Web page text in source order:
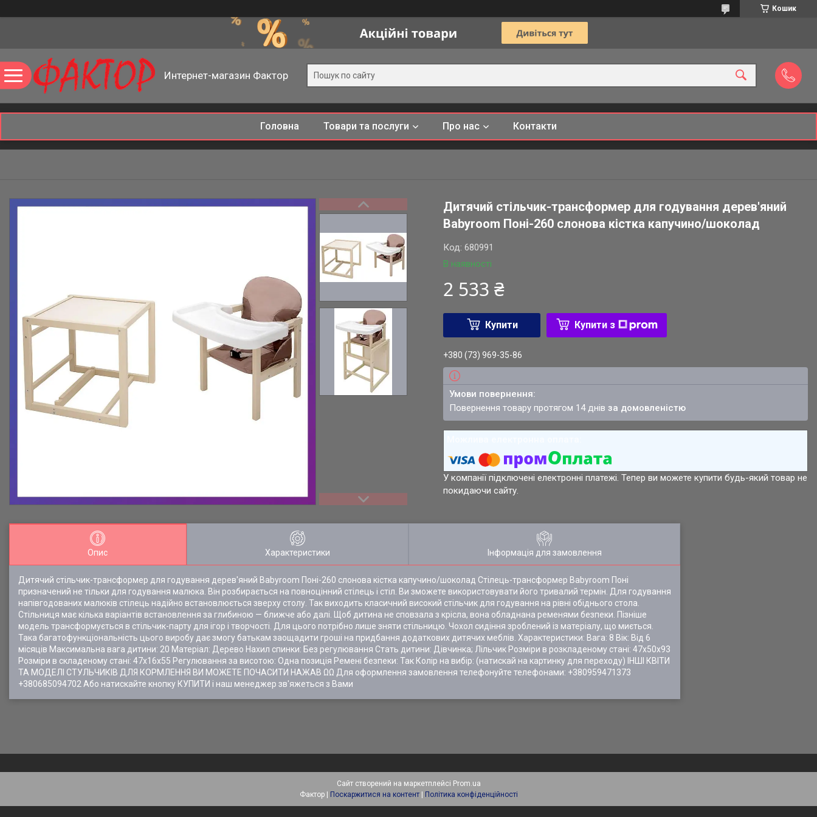
Кошик
Интернет-магазин Фактор
Головна Товари та послуги Про нас Контакти
Дитячий стільчик-трансформер для годування дерев'яний
Babyroom Поні-260 слонова кістка капучино/шоколад
В наявності
Код:680991
2 533 ₴
Купити Купити з
+380 (73) 969-35-86
повернення товару протягом 14 днівза домовленістю
У компанії підключені електронні платежі. Тепер ви можете купити будь-який товар не
покидаючи сайту.
Опис Характеристики Інформація для замовлення
Дитячий стільчик-трансформер для годування дерев'яний Babyroom Поні-260 слонова кістка капучино/шоколад Стілець-трансформер Babyroom Поні
призначений не тільки для годування малюка. Він розбирається на повноцінний стілець і стіл. Ви зможете використовувати його тривалий термін. Для годування
напівгодованих малюків стілець надійно встановлюється зверху столу. Так виходить класичний високий стільчик для годування на рівні обіднього стола.
Стільниця має кілька варіантів встановлення за глибиною — ближче або далі. Щоб дитина не сповзала з крісла, вона обладнана ременями безпеки. Пізніше
модель трансформується в стільчик-парту для ігор і творчості. Для цього потрібно лише зняти стільницю. Чохол сидіння зроблений із матеріалу, що миється.
Така багатофункціональність цього виробу дає змогу батькам заощадити гроші на придбання додаткових дитячих меблів. Характеристики: Вага: 8 Вік: Від 6
місяців Максимальна вага дитини: 20 Матеріал: Дерево Нахил спинки: Без регулювання Стать дитини: Дівчинка; Лільчик Розміри в розкладеному стані: 47х50х93
Розміри в складеному стані: 47х16х55 Регулювання за висотою: Одна позиція Ремені безпеки: Так Колір на вибір: (натискай на картинку для переходу) ІНШІ КВІТИ
ТА МОДЕЛІ СТУЛЬЧИКІВ ДЛЯ КОРМЛЕННЯ ВИ МОЖЕТЕ ПОЧАСИТИ НАЖАВ ΩΩ Для оформлення замовлення телефонуйте телефонами: +380959471373
+380685094702 Або натискайте кнопку КУПИТИ і наш менеджер зв'яжеться з Вами
Сайт створений на маркетплейсі Prom.ua
Поскаржитися на контент Політика конфіденційності